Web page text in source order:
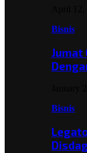
Bisnis
Jumat
Bisnis